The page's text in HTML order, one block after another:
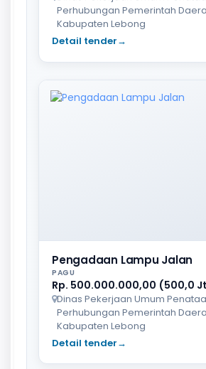
Perhubungan Pemerintah
Kabupaten Lebong
Detail tender→
Pengadaan Lampu Jalan
PAGU
Rp. 500.000.000,00 (500,0
Dinas Pekerjaan Umum
Perhubungan Pemerintah
Kabupaten Lebong
Detail tender→